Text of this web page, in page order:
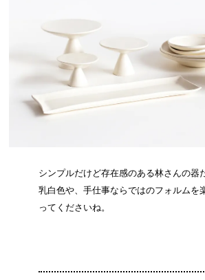
シンプルだけど存在感のある林さんの器
乳白色や、手仕事ならではのフォルムを
ってくださいね。